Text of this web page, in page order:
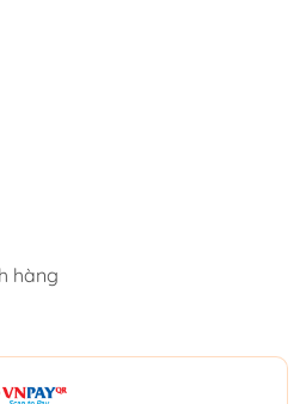
hàng